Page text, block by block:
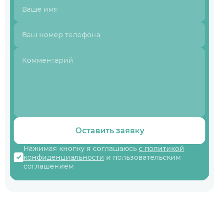
Оставить заявку
Нажимая кнопку я соглашаюсь с политикой
конфиденциальности и пользовательским
соглашением